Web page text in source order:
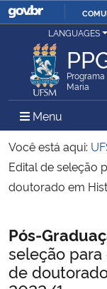
Ministério da Justiça e
Ministério da Defesa
Ministério das Relações
Ministério da Economia
Ministério da
LANGUAGES
Maria
Menu Menu
Você está aqui:
Edital de seleção
doutorado em
Início do conteúdo
Pós-
seleção
de